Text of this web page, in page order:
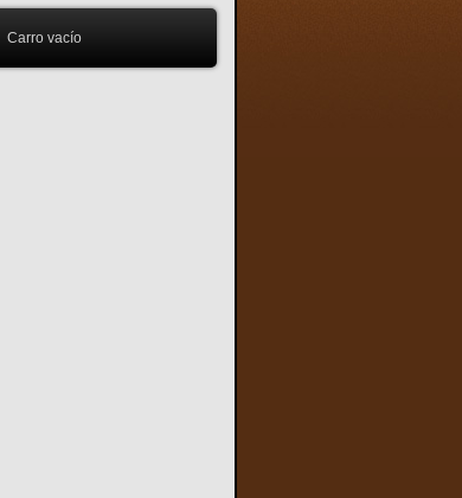
Carro vacío